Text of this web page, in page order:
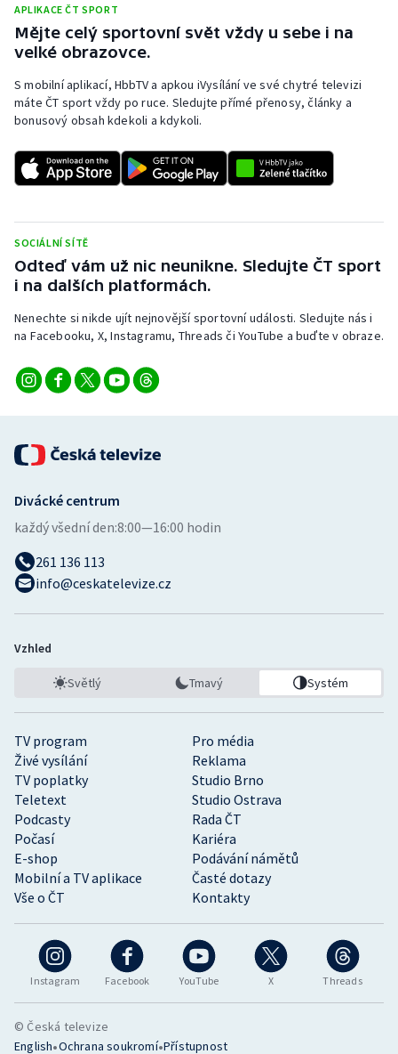
Plážový volejbal
Ragby
Rychlobruslení
Short track
Sportovní střelba
Stolní tenis
Triatlon
Vodní slalom
Volejbal
APLIKACE ČT SPORT
Mějte celý sportovní svět vždy u sebe i na
velké obrazovce.
S mobilní aplikací, HbbTV a apkou iVysílání ve své chytré televizi
máte ČT sport vždy po ruce. Sledujte přímé přenosy, články a
bonusový obsah kdekoli a kdykoli.
SOCIÁLNÍ SÍTĚ
Odteď vám už nic neunikne. Sledujte ČT sport
i na dalších platformách.
Nenechte si nikde ujít nejnovější sportovní události. Sledujte nás i
na Facebooku, X, Instagramu, Threads či YouTube a buďte v obraze.
Instagram Facebook YouTube X Threads
TV program
Pro média
Živé vysílání
Reklama
TV poplatky
Studio Brno
Teletext
Studio Ostrava
Podcasty
Rada ČT
Počasí
Kariéra
E-shop
Podávání námětů
Mobilní a TV aplikace
Časté dotazy
Vše o ČT
Kontakty
Divácké centrum
každý všední den:8:00—16:00 hodin
261 136 113
info@ceskatelevize.cz
Vzhled
Světlý Tmavý Systém
© Česká televize
English•Ochrana soukromí•Přístupnost